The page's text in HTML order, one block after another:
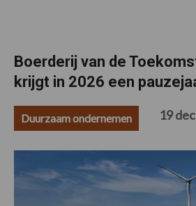
Boerderij van de
krijgt in 2026 een
Duurzaam ondernemen 19